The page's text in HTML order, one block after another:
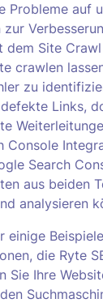
Probleme auf
dem Site
crawlen
zu
Links,
Console
Search
aus beiden
analysieren
einige
die Ryte
Sie Ihre